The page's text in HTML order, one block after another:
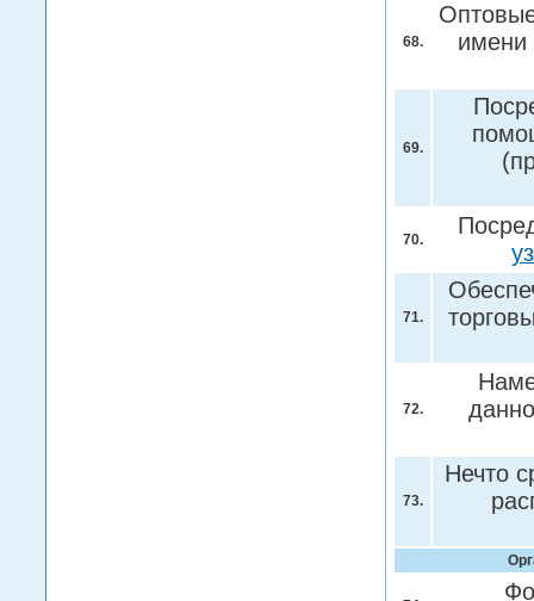
68.
имени
69.
70.
71.
72.
73.
Нечто